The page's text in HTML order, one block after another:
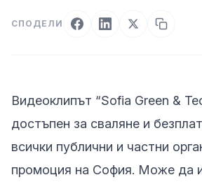
СПОДЕЛИ
Видеоклипът “Sofia Green &
достъпен за сваляне и
всички публични и частни
промоция на София. Може да